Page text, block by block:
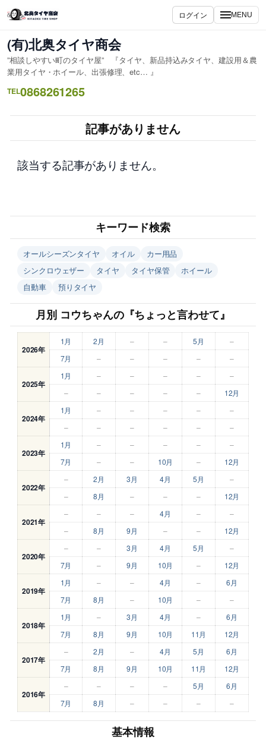
容
を
ス
キ
ッ
プ
ログイン MENU
(有)北奥タイヤ商会
”相談しやすい町のタイヤ屋” 『タイヤ、新品持込みタイヤ、建設用＆農
業用タイヤ・ホイール、出張修理、etc… 』
TEL0868261265
記事がありません
該当する記事がありません。
キーワード検索
オールシーズンタイヤ オイル
カー用品
シンクロウェザー
タイヤ タイヤ保管
ホイール
自動車
預りタイヤ
月別 コウちゃんの『ちょっと言わせて』
2026年
1月 2月 – – 5月
–
7月
– – – – –
2025年
1月 – – – –
–
–
– – – – 12月
2024年
1月 – – – –
–
–
– – – – –
2023年
1月 – – – –
–
7月
– – 10月 – 12月
2022年
– 2月 3月 4月 5月
–
–
8月 – – – 12月
2021年
– – – 4月 –
–
–
8月 9月 – – 12月
2020年
– – 3月 4月 5月
–
7月
– 9月 10月 – 12月
2019年
1月 – – 4月 –
6月
7月
8月 – 10月 – –
2018年
1月 – 3月 4月 –
6月
7月
8月 9月 10月 11月 12月
2017年
– 2月 – 4月 5月
6月
7月
8月 9月 10月 11月 12月
2016年
– – – – 5月
6月
7月
8月 – – – –
基本情報